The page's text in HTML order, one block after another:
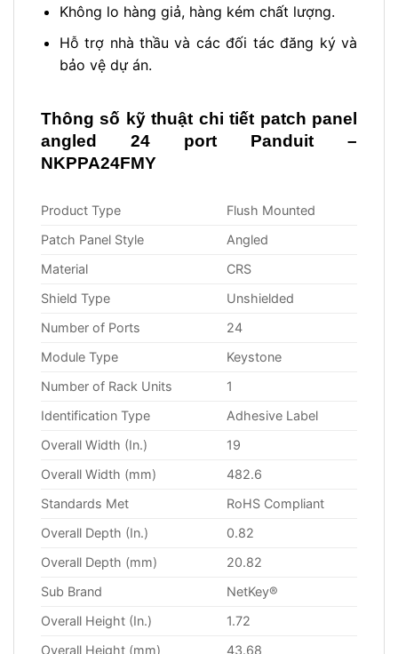
Không lo hàng giả, hàng kém chất lượng.
Hỗ trợ nhà thầu và các đối tác đăng ký và
bảo vệ dự án.
Thông số kỹ thuật chi tiết patch panel
angled 24 port Panduit –
NKPPA24FMY
Product Type
Flush Mounted
Patch Panel Style
Angled
Material
CRS
Shield Type
Unshielded
Number of Ports
24
Module Type
Keystone
Number of Rack Units
1
Identification Type
Adhesive Label
Overall Width (In.)
19
Overall Width (mm)
482.6
Standards Met
RoHS Compliant
Overall Depth (In.)
0.82
Overall Depth (mm)
20.82
Sub Brand
NetKey®
Overall Height (In.)
1.72
Overall Height (mm)
43.68